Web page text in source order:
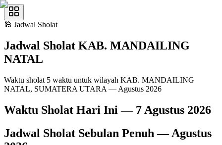
🕌 Jadwal Sholat
Jadwal Sholat KAB. MANDAILING
NATAL
Waktu sholat 5 waktu untuk wilayah KAB. MANDAILING
NATAL, SUMATERA UTARA — Agustus 2026
Waktu Sholat Hari Ini — 7 Agustus 2026
Jadwal Sholat Sebulan Penuh — Agustus